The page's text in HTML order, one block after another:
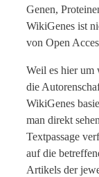
Genen,
WikiGenes ist
von Open
Weil es hier um
die
WikiGenes
man direkt
Textpassage
auf die
Artikels der